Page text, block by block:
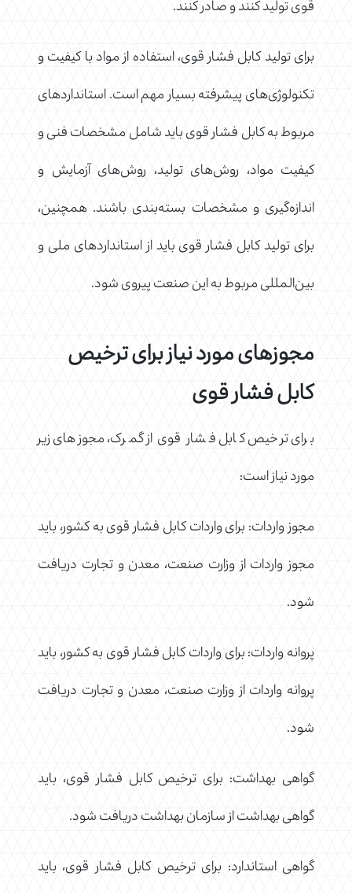
قوی تولید کنند و صادر کنند.
برای تولید کابل فشار قوی، استفاده از مواد با کیفیت و
تکنولوژی‌های پیشرفته بسیار مهم است. استانداردهای
مربوط به کابل فشار قوی باید شامل مشخصات فنی و
کیفیت مواد، روش‌های تولید، روش‌های آزمایش و
اندازه‌گیری و مشخصات بسته‌بندی باشند. همچنین،
برای تولید کابل فشار قوی باید از استانداردهای ملی و
بین‌المللی مربوط به این صنعت پیروی شود.
مجوزهای مورد نیاز برای ترخیص
کابل فشار قوی
برای ترخیص کابل فشار قوی از گمرک، مجوزهای زیر
مورد نیاز است:
مجوز واردات: برای واردات کابل فشار قوی به کشور، باید
مجوز واردات از وزارت صنعت، معدن و تجارت دریافت
شود.
پروانه واردات: برای واردات کابل فشار قوی به کشور، باید
پروانه واردات از وزارت صنعت، معدن و تجارت دریافت
شود.
گواهی بهداشت: برای ترخیص کابل فشار قوی، باید
گواهی بهداشت از سازمان بهداشت دریافت شود.
گواهی استاندارد: برای ترخیص کابل فشار قوی، باید